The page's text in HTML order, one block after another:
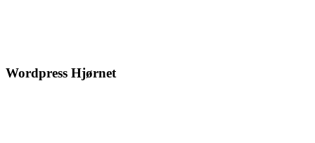
Wordpress Hjørnet